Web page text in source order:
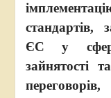
стандартів,
ЄС у
зайнятості